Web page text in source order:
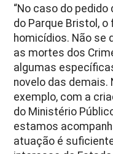
“No caso do
do Parque Bristol,
homicídios. Não se
as mortes dos
algumas
novelo das demais.
exemplo, com a
do Ministério
estamos
atuação é